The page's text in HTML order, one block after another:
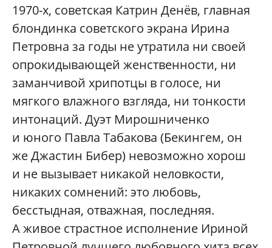
1970-х, советская Катрин Денёв, главная
блондинка советского экрана Ирина
Петровна за годы не утратила ни своей
опрокидывающей женственности, ни
заманчивой хрипотцы в голосе, ни
мягкого влажного взгляда, ни тонкости
интонаций. Дуэт Мирошниченко
и юного Павла Табакова (Бекингем, он
же Джастин Бибер) невозможно хорош
и не вызывает никакой неловкости,
никаких сомнений: это любовь,
бесстыдная, отважная, последняя.
А живое страстное исполнение Ириной